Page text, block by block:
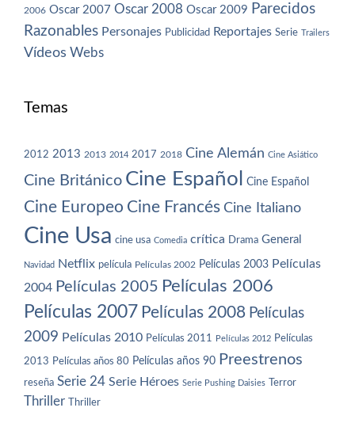
2006 Oscar 2007 Oscar 2008 Oscar 2009 Parecidos
Razonables Personajes Publicidad Reportajes Serie Trailers
Vídeos Webs
Temas
2012 2013 2013 2014 2017 2018 Cine Alemán Cine Asiático
Cine Británico Cine Español Cine Español
Cine Europeo Cine Francés Cine Italiano
Cine Usa cine usa Comedia crítica Drama General
Navidad Netflix película Películas 2002 Películas 2003 Películas
2004 Películas 2005 Películas 2006
Películas 2007 Películas 2008 Películas
2009 Películas 2010 Películas 2011 Películas 2012 Películas
2013 Películas años 80 Películas años 90 Preestrenos
reseña Serie 24 Serie Héroes Serie Pushing Daisies Terror
Thriller Thriller